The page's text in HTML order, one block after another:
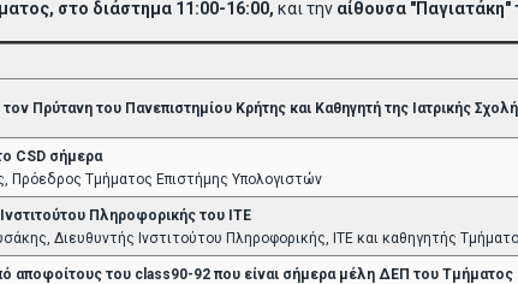
στο διάστημα 11:00-16:00, και την αίθουσα "Παγιατάκη"
Πρύτανη του Πανεπιστημίου Κρήτης και Καθηγητή της Ιατρικής
CSD σήμερα
Πρόεδρος Τμήματος Επιστήμης Υπολογιστών
Πληροφορικής του ΙΤΕ
Διευθυντής Ινστιτούτου Πληροφορικής, ΙΤΕ και καθηγητής
αποφοίτους του class90-92 που είναι σήμερα μέλη ΔΕΠ του Τμήματος